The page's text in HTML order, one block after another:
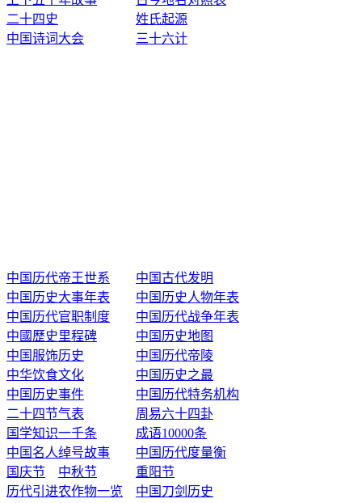
二十四史
姓氏起源
中国诗词大会
三十六计
中国历代帝王世系
中国古代发明
中国历史大事年表
中国历史人物年表
中国历代官职制度
中国历代战争年表
中國歷史里程碑
中国历史地图
中国服饰历史
中国历代帝陵
中华饮食文化
中国历史之最
中国历史事件
中国历代特务机构
二十四节气表
周易六十四卦
国学知识一千条
成语10000条
中国名人绰号故事
中国历代度量衡
国庆节
中秋节
重阳节
历代引进农作物一览
中国刀剑历史